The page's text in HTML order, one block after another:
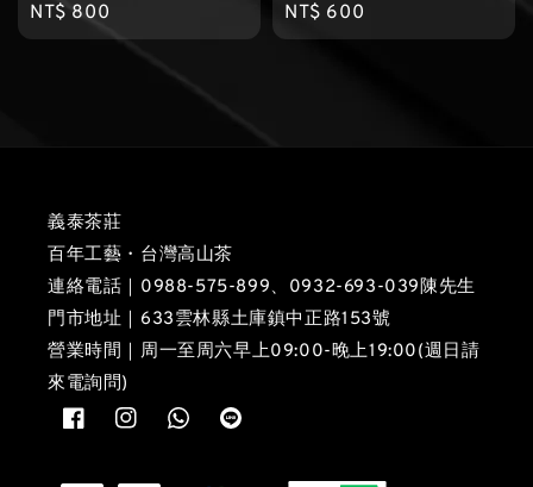
Regular
price
NT$ 800
Regular
price
NT$ 600
義泰茶莊
百年工藝・台灣高山茶
連絡電話｜0988-575-899、0932-693-039陳先生
門市地址｜633雲林縣土庫鎮中正路153號
營業時間｜周一至周六早上09:00-晚上19:00(週日請
來電詢問)